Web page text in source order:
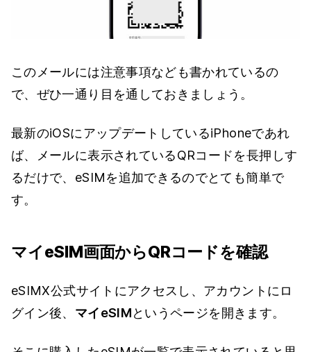
このメールには注意事項なども書かれているの
で、ぜひ一通り目を通しておきましょう。
最新のiOSにアップデートしているiPhoneであれ
ば、メールに表示されているQRコードを長押しす
るだけで、eSIMを追加できるのでとても簡単で
す。
マイeSIM画面からQRコードを確認
eSIMX公式サイトにアクセスし、アカウントにロ
グイン後、 マイeSIMというページを開きます。